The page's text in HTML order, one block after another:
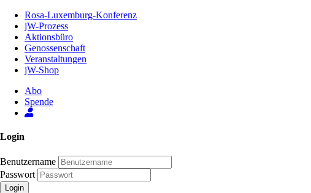
Inhalt
Seite
Rosa-Luxemburg-Konferenz
jW-Prozess
Aktionsbüro
Genossenschaft
Veranstaltungen
jW-Shop
Abo
Spende
Login
Benutzername
Passwort
Login